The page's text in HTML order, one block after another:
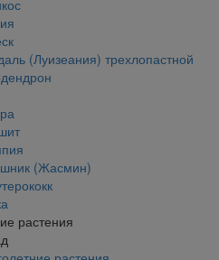
(Луизеания) трехлопастной
(Жасмин)
растения